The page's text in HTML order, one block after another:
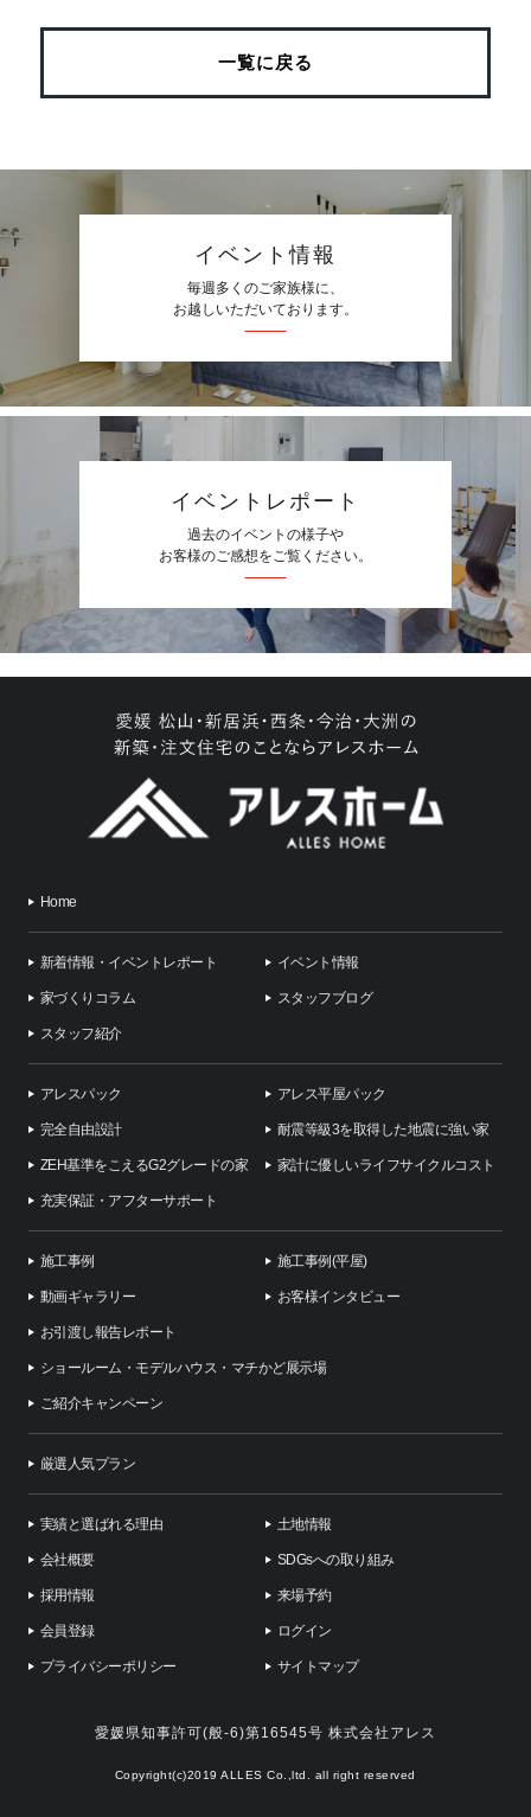
一覧に戻る
イベント情報
毎週多くのご家族様に、
お越しいただいております。
イベントレポート
過去のイベントの様子や
お客様のご感想をご覧ください。
Home
新着情報・イベントレポート イベント情報
家づくりコラム スタッフブログ
スタッフ紹介
アレスパック アレス平屋パック
完全自由設計 耐震等級3を取得した地震に強い家
ZEH基準をこえるG2グレードの家 家計に優しいライフサイクルコスト
充実保証・アフターサポート
施工事例 施工事例(平屋)
動画ギャラリー お客様インタビュー
お引渡し報告レポート
ショールーム・モデルハウス・マチかど展示場
ご紹介キャンペーン
厳選人気プラン
実績と選ばれる理由 土地情報
会社概要 SDGsへの取り組み
採用情報 来場予約
会員登録 ログイン
プライバシーポリシー サイトマップ
愛媛県知事許可(般-6)第16545号 株式会社アレス
Copyright(c)2019 ALLES Co.,ltd. all right reserved